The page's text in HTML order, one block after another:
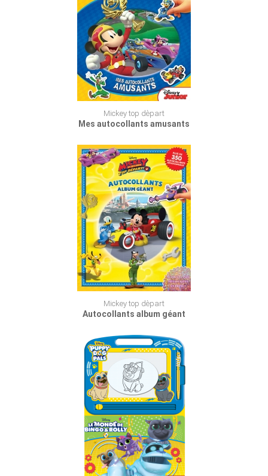
Mickey top dèpart
Mes autocollants amusants
Mickey top dèpart
Autocollants album géant